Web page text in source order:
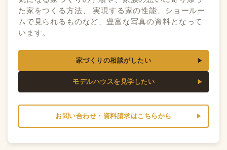
た家をつくる方法、 実現する家の性能、ショールー
ムで見られるものなど、豊富な写真の資料となって
います。
家づくりの相談がしたい
モデルハウスを見学したい
お問い合わせ・資料請求はこちらから